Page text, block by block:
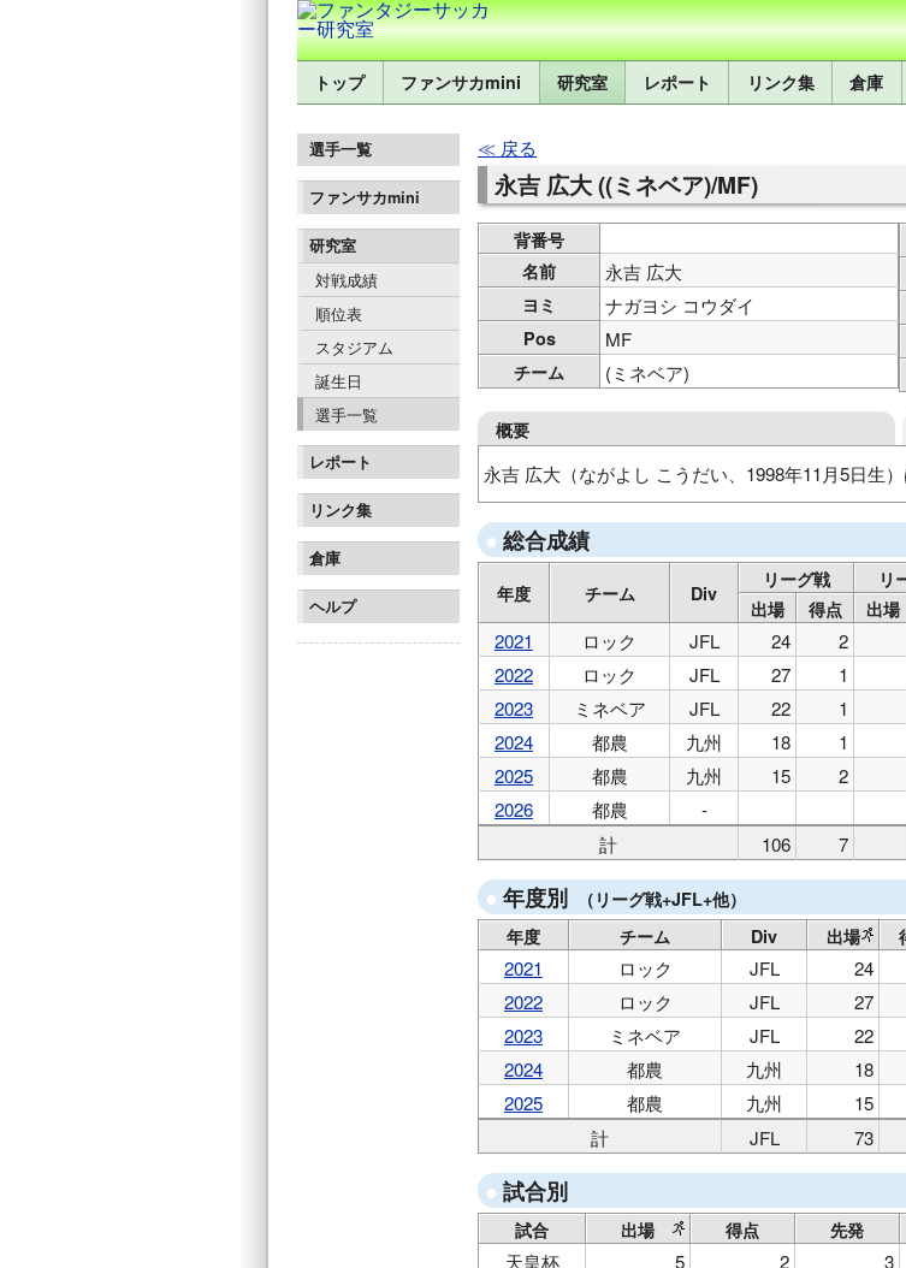
トップ ファンサカmini 研究室 レポート リンク集 倉庫
選手一覧
ファンサカmini
研究室
対戦成績
順位表
スタジアム
誕生日
選手一覧
レポート
リンク集
倉庫
ヘルプ
戻る
永吉 広大 ((ミネベア)/MF)
背番号
名前
永吉 広大
ヨミ ナガヨシ コウダイ
Pos MF
チーム (ミネベア)
概要
永吉 広大（ながよし こうだい、1998年11月5日生
総合成績
年度 チーム Div
リーグ戦 リ
出場
得点 出場
2021 ロック JFL 24 2
2022
ロック JFL 27 1
2023
ミネベア JFL 22 1
2024
都農 九州 18 1
2025
都農 九州 15 2
2026
都農 -
計
106 7
年度別
（リーグ戦+JFL+他）
年度
チーム Div 出場
2021 ロック JFL 24
2022
ロック JFL 27
2023
ミネベア JFL 22
2024
都農 九州 18
2025
都農 九州 15
計
JFL 73
試合別
試合 出場 得点 先発
天皇杯 5 2 3